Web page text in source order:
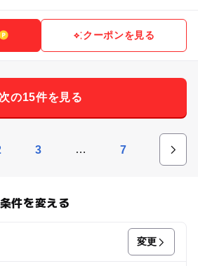
クーポンを見る
次の15件を見る
3 … 7
件を変える
変更